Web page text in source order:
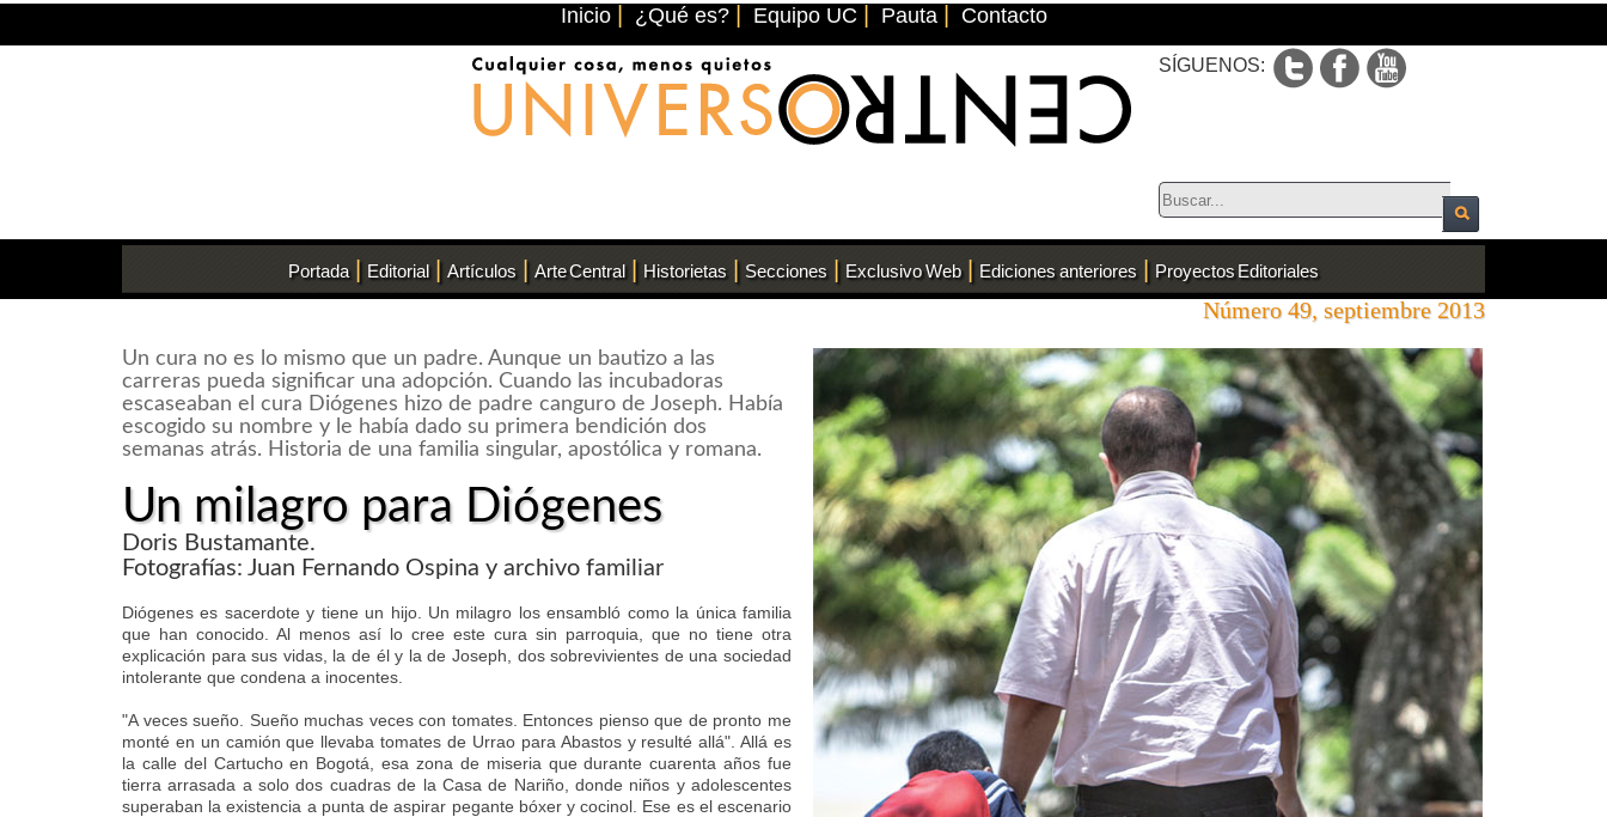
Inicio ¿Qué es? Equipo UC Pauta Contacto
SÍGUENOS:
Portada | Editorial | Artículos | Arte Central | Historietas | Secciones | Exclusivo Web | Ediciones anteriores | Proyectos Editoriales
Número 49, septiembre 2013
Un cura no es lo mismo que un padre. Aunque un bautizo a las
carreras pueda significar una adopción. Cuando las incubadoras
escaseaban el cura Diógenes hizo de padre canguro de Joseph. Había
escogido su nombre y le había dado su primera bendición dos
semanas atrás. Historia de una familia singular, apostólica y romana.
Un milagro para Diógenes
Doris Bustamante.
Fotografías: Juan Fernando Ospina y archivo familiar
Diógenes es sacerdote y tiene un hijo. Un milagro los ensambló como la única familia
que han conocido. Al menos así lo cree este cura sin parroquia, que no tiene otra
explicación para sus vidas, la de él y la de Joseph, dos sobrevivientes de una sociedad
intolerante que condena a inocentes.
"A veces sueño. Sueño muchas veces con tomates. Entonces pienso que de pronto me
monté en un camión que llevaba tomates de Urrao para Abastos y resulté allá". Allá es
la calle del Cartucho en Bogotá, esa zona de miseria que durante cuarenta años fue
tierra arrasada a solo dos cuadras de la Casa de Nariño, donde niños y adolescentes
superaban la existencia a punta de aspirar pegante bóxer y cocinol. Ese es el escenario